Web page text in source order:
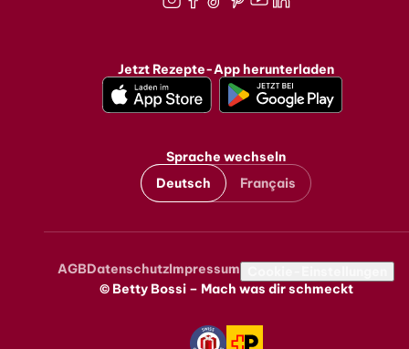
Jetzt Rezepte-App herunterladen
Sprache wechseln
Deutsch
Français
Metanavigation
AGBDatenschutzImpressum
© Betty Bossi – Mach was dir schmeckt